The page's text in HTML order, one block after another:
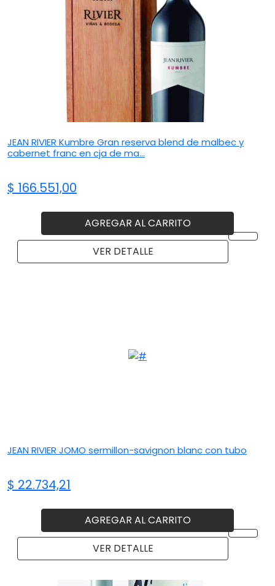
JEAN RIVIER Kumbre Gran reserva blend de malbec y
cabernet franc en cja de ma...
$ 166.551,00
AGREGAR AL CARRITO
VER DETALLE
JEAN RIVIER JOMO sermillon-savignon blanc con tubo
$ 22.734,21
AGREGAR AL CARRITO
VER DETALLE